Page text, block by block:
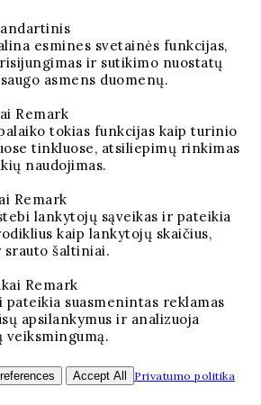
esmines svetainės funkcijas,
ir sutikimo nuostatų
asmens duomenų.
Remark
tokias funkcijas kaip turinio
tinkluose, atsiliepimų rinkimas
naudojimas.
Remark
lankytojų sąveikas ir pateikia
kaip lankytojų skaičius,
šaltiniai.
Remark
pateikia suasmenintas reklamas
apsilankymus ir analizuoja
veiksmingumą.
Accept All Privatumo politika